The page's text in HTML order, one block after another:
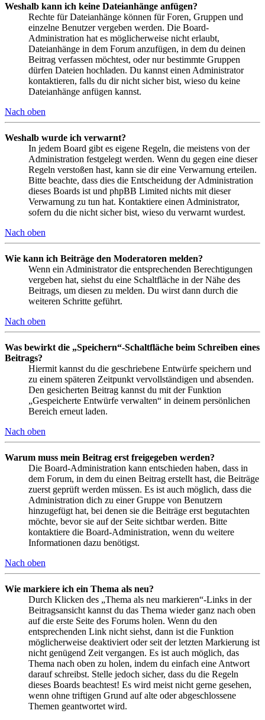
Weshalb kann ich keine Dateianhänge anfügen?
Rechte für Dateianhänge können für Foren, Gruppen und
einzelne Benutzer vergeben werden. Die Board-
Administration hat es möglicherweise nicht erlaubt,
Dateianhänge in dem Forum anzufügen, in dem du deinen
Beitrag verfassen möchtest, oder nur bestimmte Gruppen
dürfen Dateien hochladen. Du kannst einen Administrator
kontaktieren, falls du dir nicht sicher bist, wieso du keine
Dateianhänge anfügen kannst.
Nach oben
Weshalb wurde ich verwarnt?
In jedem Board gibt es eigene Regeln, die meistens von der
Administration festgelegt werden. Wenn du gegen eine dieser
Regeln verstoßen hast, kann sie dir eine Verwarnung erteilen.
Bitte beachte, dass dies die Entscheidung der Administration
dieses Boards ist und phpBB Limited nichts mit dieser
Verwarnung zu tun hat. Kontaktiere einen Administrator,
sofern du die nicht sicher bist, wieso du verwarnt wurdest.
Nach oben
Wie kann ich Beiträge den Moderatoren melden?
Wenn ein Administrator die entsprechenden Berechtigungen
vergeben hat, siehst du eine Schaltfläche in der Nähe des
Beitrags, um diesen zu melden. Du wirst dann durch die
weiteren Schritte geführt.
Nach oben
Was bewirkt die „Speichern“-Schaltfläche beim Schreiben eines
Beitrags?
Hiermit kannst du die geschriebene Entwürfe speichern und
zu einem späteren Zeitpunkt vervollständigen und absenden.
Den gesicherten Beitrag kannst du mit der Funktion
„Gespeicherte Entwürfe verwalten“ in deinem persönlichen
Bereich erneut laden.
Nach oben
Warum muss mein Beitrag erst freigegeben werden?
Die Board-Administration kann entschieden haben, dass in
dem Forum, in dem du einen Beitrag erstellt hast, die Beiträge
zuerst geprüft werden müssen. Es ist auch möglich, dass die
Administration dich zu einer Gruppe von Benutzern
hinzugefügt hat, bei denen sie die Beiträge erst begutachten
möchte, bevor sie auf der Seite sichtbar werden. Bitte
kontaktiere die Board-Administration, wenn du weitere
Informationen dazu benötigst.
Nach oben
Wie markiere ich ein Thema als neu?
Durch Klicken des „Thema als neu markieren“-Links in der
Beitragsansicht kannst du das Thema wieder ganz nach oben
auf die erste Seite des Forums holen. Wenn du den
entsprechenden Link nicht siehst, dann ist die Funktion
möglicherweise deaktiviert oder seit der letzten Markierung ist
nicht genügend Zeit vergangen. Es ist auch möglich, das
Thema nach oben zu holen, indem du einfach eine Antwort
darauf schreibst. Stelle jedoch sicher, dass du die Regeln
dieses Boards beachtest! Es wird meist nicht gerne gesehen,
wenn ohne triftigen Grund auf alte oder abgeschlossene
Themen geantwortet wird.